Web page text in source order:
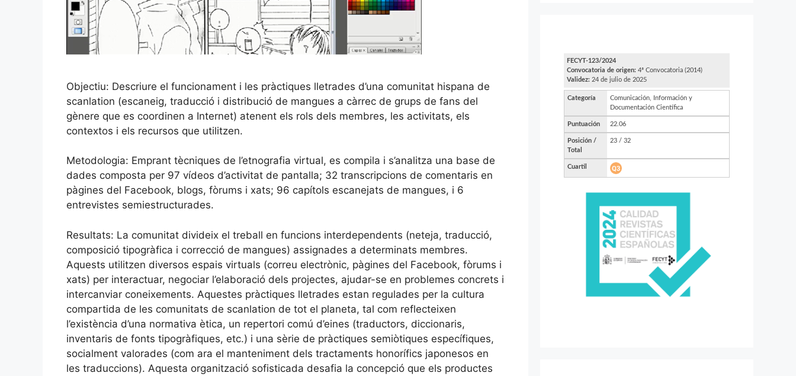
Objectiu: Descriure el funcionament i les pràctiques lletrades d’una comunitat hispana de
scanlation (escaneig, traducció i distribució de mangues a càrrec de grups de fans del
gènere que es coordinen a Internet) atenent els rols dels membres, les activitats, els
contextos i els recursos que utilitzen.
Metodologia: Emprant tècniques de l’etnografia virtual, es compila i s’analitza una base de
dades composta per 97 vídeos d’activitat de pantalla; 32 transcripcions de comentaris en
pàgines del Facebook, blogs, fòrums i xats; 96 capítols escanejats de mangues, i 6
entrevistes semiestructurades.
Resultats: La comunitat divideix el treball en funcions interdependents (neteja, traducció,
composició tipogràfica i correcció de mangues) assignades a determinats membres.
Aquests utilitzen diversos espais virtuals (correu electrònic, pàgines del Facebook, fòrums i
xats) per interactuar, negociar l’elaboració dels projectes, ajudar-se en problemes concrets i
intercanviar coneixements. Aquestes pràctiques lletrades estan regulades per la cultura
compartida de les comunitats de scanlation de tot el planeta, tal com reflecteixen
l’existència d’una normativa ètica, un repertori comú d’eines (traductors, diccionaris,
inventaris de fonts tipogràfiques, etc.) i una sèrie de pràctiques semiòtiques específiques,
socialment valorades (com ara el manteniment dels tractaments honorífics japonesos en
les traduccions). Aquesta organització sofisticada desafia la concepció que els productes